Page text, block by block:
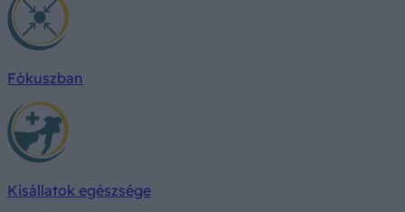
Fókuszban
Kisállatok egészsége